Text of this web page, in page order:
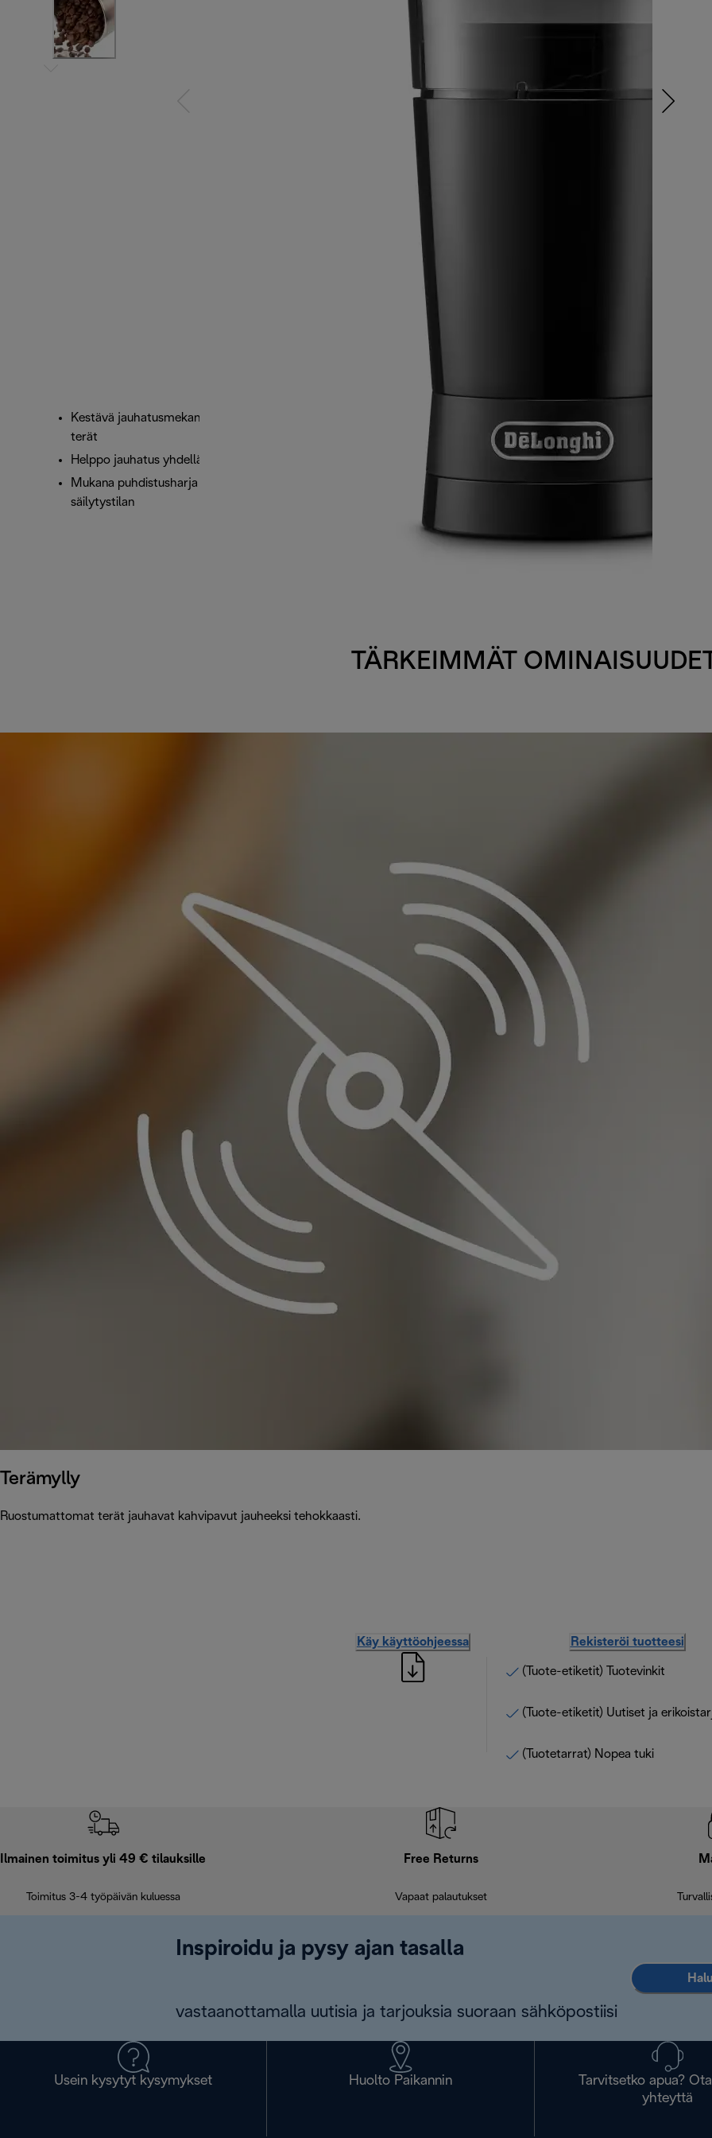
Kestävä jauhatusmekanismi ja ruostumattomat
terät
Helppo jauhatus yhdellä painalluksella
Mukana puhdistusharja ja sisältää johdon
säilytystilan
TÄRKEIMMÄT
Terämylly
Ruostumattomat terät jauhavat kahvipavut jauheeksi tehokkaasti.
Käy käyttöohjeessa Rekisteröi tuotteesi
(Tuote-etiketit) Tuotevinkit
(Tuote-etiketit) Uutiset ja
(Tuotetarrat) Nopea tuki
Ilmainen toimitus yli 49 € tilauksille
Toimitus 3-4 työpäivän kuluessa
Free Returns
Vapaat palautukset
Inspiroidu ja pysy ajan tasalla
vastaanottamalla uutisia ja tarjouksia suoraan sähköpostiisi
Usein kysytyt kysymykset Huolto Paikannin
Tarvitsetko apua?
yhteyttä